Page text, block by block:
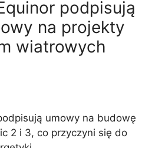
podpisują
na projekty
wiatrowych
umowy na budowę
2 i 3, co przyczyni się do